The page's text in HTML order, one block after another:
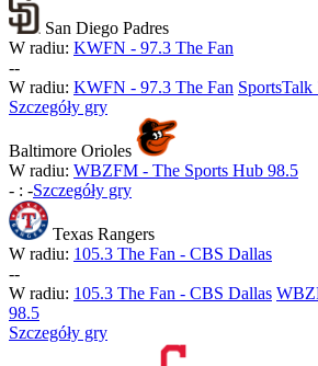
San Diego Padres
W radiu: KWFN - 97.3 The Fan
--
W radiu: KWFN - 97.3 The Fan
Szczegóły gry
Baltimore Orioles
W radiu: WBZFM - The Sports Hub 98.5
- : -Szczegóły gry
Texas Rangers
W radiu: 105.3 The Fan - CBS Dallas
--
W radiu: 105.3 The Fan - CBS Dallas
98.5
Szczegóły gry